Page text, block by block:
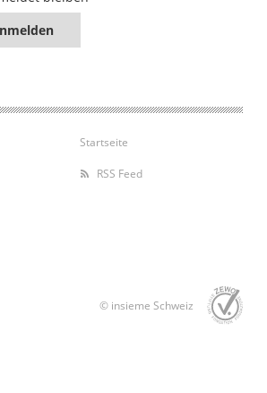
Startseite
RSS Feed
© insieme Schweiz